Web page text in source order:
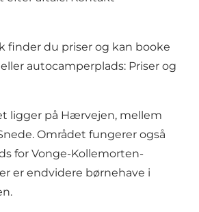
finder du priser og kan booke
autocamperplads: Priser og
ligger på Hærvejen, mellem
Området fungerer også
for Vonge-Kollemorten-
er endvidere børnehave i